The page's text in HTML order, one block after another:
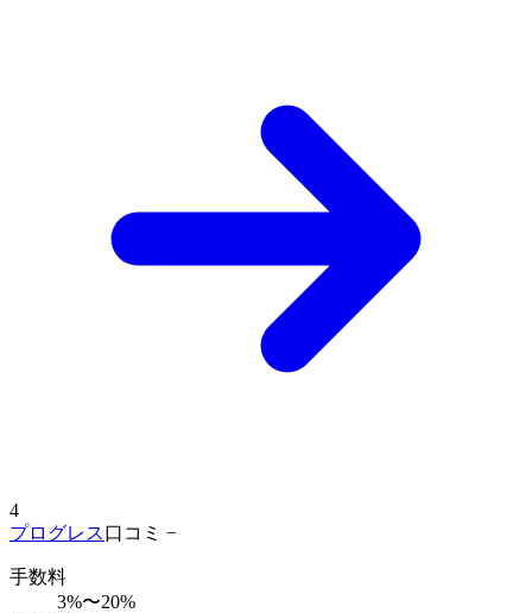
4
プログレス口コミ −
手数料
3%〜20%